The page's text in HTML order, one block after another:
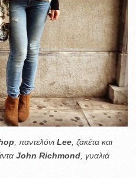
, παντελόνι Lee , ζακέτα και
John Richmond , γυαλιά